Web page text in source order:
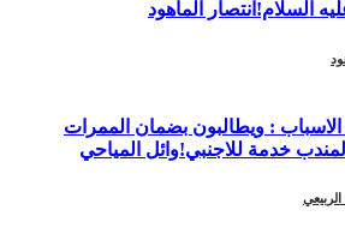
السلام!انتصار الماهود
: ويطالبون بضمان الممرات
خدمة للاجنبي!وائل المياحي